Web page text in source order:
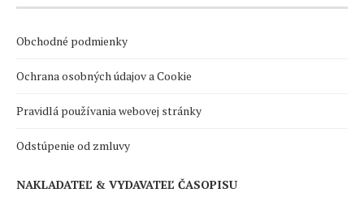
Obchodné podmienky
Ochrana osobných údajov a Cookie
Pravidlá používania webovej stránky
Odstúpenie od zmluvy
NAKLADATEĽ & VYDAVATEĽ ČASOPISU